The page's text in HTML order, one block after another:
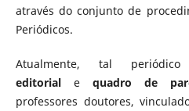
através do conjunto de
Periódicos.
Atualmente, tal
editoriale quadro de
professores doutores,